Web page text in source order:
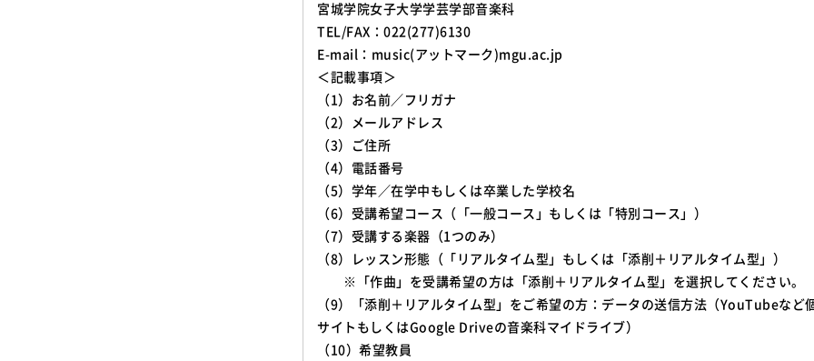
宮城学院女子大学学芸学部音楽科
TEL/FAX：022(277)6130
E-mail：music(アットマーク)mgu.ac.jp
＜記載事項＞
（1）お名前／フリガナ
（2）メールアドレス
（3）ご住所
（4）電話番号
（5）学年／在学中もしくは卒業した学校名
（6）受講希望コース（「一般コース」もしくは「特別コース」）
（7）受講する楽器（1つのみ）
（8）レッスン形態（「リアルタイム型」もしくは「添削＋リアルタイム型」）
※「作曲」を受講希望の方は「添削＋リアルタイム型」を選択してください。
（9）「添削＋リアルタイム型」をご希望の方：データの送信方法（YouTubeなど
サイトもしくはGoogle Driveの音楽科マイドライブ）
（10）希望教員